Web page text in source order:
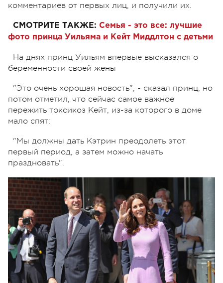
комментариев от первых лиц, и получили их.
СМОТРИТЕ ТАКЖЕ: Семья - это все: лучшие
фото принца Уильяма и Кейт Миддлтон с детьми
На днях принц Уильям впервые высказался о
беременности своей жены
"Это очень хорошая новость", - сказал принц, но
потом отметил, что сейчас самое важное
пережить токсикоз Кейт, из-за которого в доме
мало спят:
"Мы должны дать Кэтрин преодолеть этот
первый период, а затем можно начать
праздновать".